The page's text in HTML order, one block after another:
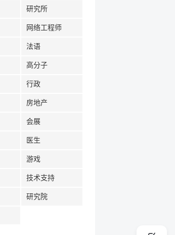
研究所
网络工程师
法语
高分子
行政
房地产
会展
医生
游戏
技术支持
研究院